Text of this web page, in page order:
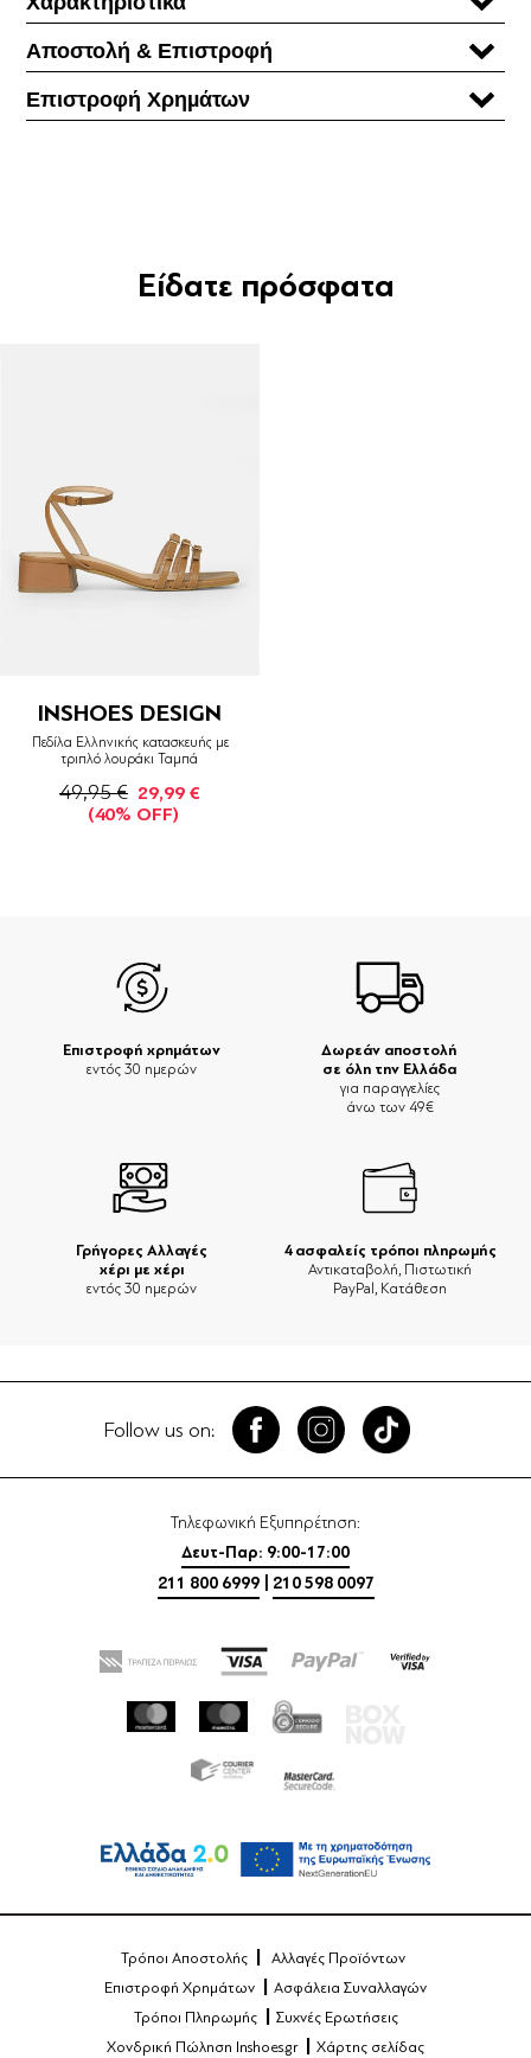
Αποστολή & Επιστροφή
Επιστροφή Χρηµάτων
Είδατε πρόσφατα
INSHOES DESIGN
Πεδίλα Ελληνικής κατασκευής με
τριπλό λουράκι Ταμπά
49,95 € 29,99 €
(40% OFF)
Δωρεάν αποστολή
σε όλη την Ελλάδα
για παραγγελίες
άνω των 49€
Επιστροφή χρημάτων
εντός 30 ημερών
Γρήγορες Αλλαγές
χέρι με χέρι
εντός 30 ημερών
4 ασφαλείς τρόποι πληρωμής
Αντικαταβολή, Πιστωτική
PayPal, Κατάθεση
Follow us on:
Τηλεφωνική Εξυπηρέτηση:
Δευτ-Παρ: 9:00-17:00
211 800 6999
210 598 0097
Τρόποι Αποστολής
Αλλαγές Προϊόντων
Επιστροφή Χρημάτων
Ασφάλεια Συναλλαγών
Τρόποι Πληρωμής
Συχνές Ερωτήσεις
Χονδρική Πώληση Inshoes.gr
Χάρτης σελίδας